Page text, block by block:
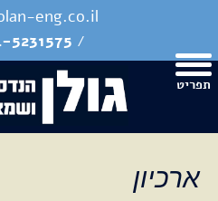
eng.co.il
/
5231575
ארכיון
תפריט